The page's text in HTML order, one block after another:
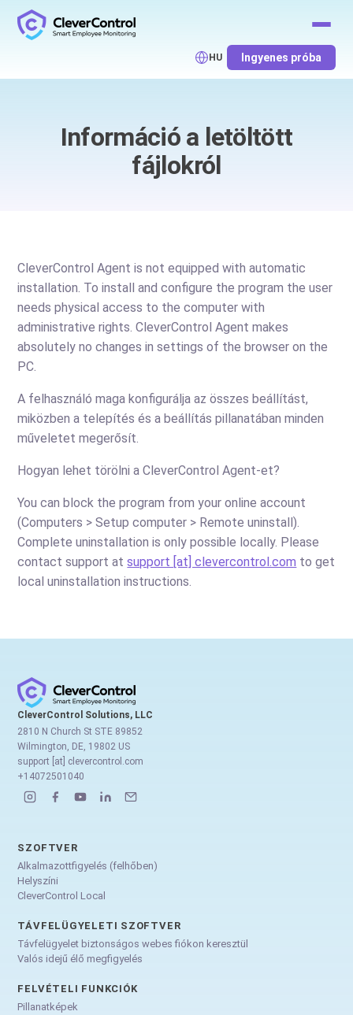
HU Ingyenes próba
Információ a letöltött
fájlokról
CleverControl Agent is not equipped with automatic
installation. To install and configure the program the user
needs physical access to the computer with
administrative rights. CleverControl Agent makes
absolutely no changes in settings of the browser on the
PC.
A felhasználó maga konfigurálja az összes beállítást,
miközben a telepítés és a beállítás pillanatában minden
műveletet megerősít.
Hogyan lehet törölni a CleverControl Agent-et?
You can block the program from your online account
(Computers > Setup computer > Remote uninstall).
Complete uninstallation is only possible locally. Please
contact support atsupport [at] clevercontrol.com to get
local uninstallation instructions.
CleverControl Solutions, LLC
2810 N Church St STE 89852
Wilmington, DE, 19802 US
support [at] clevercontrol.com
+14072501040
SZOFTVER
Alkalmazottfigyelés (felhőben)
Helyszíni
CleverControl Local
TÁVFELÜGYELETI SZOFTVER
Távfelügyelet biztonságos webes fiókon keresztül
Valós idejű élő megfigyelés
FELVÉTELI FUNKCIÓK
Pillanatképek